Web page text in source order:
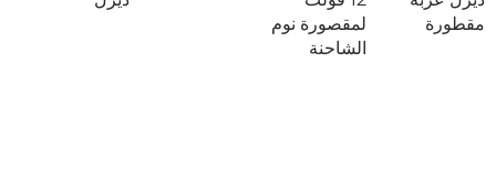
مقطورة
لمقصورة نوم
الشاحنة